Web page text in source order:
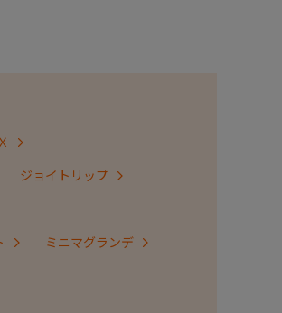
ジョイトリップ
ミニマグランデ